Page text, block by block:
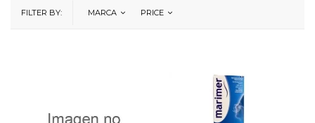
FILTER BY: MARCA PRICE